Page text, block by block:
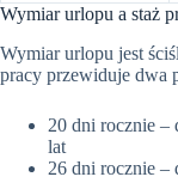
Wymiar urlopu a staż
Wymiar urlopu jest
pracy przewiduje dwa
20 dni rocznie –
lat
26 dni rocznie –